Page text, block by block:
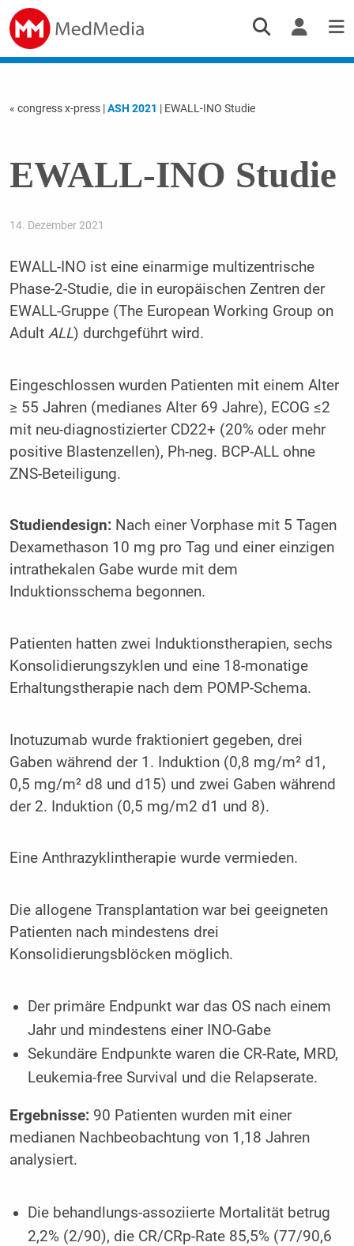
« congress x-press |ASH 2021 | EWALL-INO Studie
EWALL-INO Studie
14. Dezember 2021
EWALL-INO ist eine einarmige multizentrische
Phase-2-Studie, die in europäischen Zentren der
EWALL-Gruppe (The European Working Group on
Adult ALL) durchgeführt wird.
Eingeschlossen wurden Patienten mit einem Alter
≥ 55 Jahren (medianes Alter 69 Jahre), ECOG ≤2
mit neu-diagnostizierter CD22+ (20% oder mehr
positive Blastenzellen), Ph-neg. BCP-ALL ohne
ZNS-Beteiligung.
Studiendesign: Nach einer Vorphase mit 5 Tagen
Dexamethason 10 mg pro Tag und einer einzigen
intrathekalen Gabe wurde mit dem
Induktionsschema begonnen.
Patienten hatten zwei Induktionstherapien, sechs
Konsolidierungszyklen und eine 18-monatige
Erhaltungstherapie nach dem POMP-Schema.
Inotuzumab wurde fraktioniert gegeben, drei
Gaben während der 1. Induktion (0,8 mg/m² d1,
0,5 mg/m² d8 und d15) und zwei Gaben während
der 2. Induktion (0,5 mg/m2 d1 und 8).
Eine Anthrazyklintherapie wurde vermieden.
Die allogene Transplantation war bei geeigneten
Patienten nach mindestens drei
Konsolidierungsblöcken möglich.
Der primäre Endpunkt war das OS nach einem
Jahr und mindestens einer INO-Gabe
Sekundäre Endpunkte waren die CR-Rate, MRD,
Leukemia-free Survival und die Relapserate.
Ergebnisse: 90 Patienten wurden mit einer
medianen Nachbeobachtung von 1,18 Jahren
analysiert.
Die behandlungs-assoziierte Mortalität betrug
2,2% (2/90), die CR/CRp-Rate 85,5% (77/90,6